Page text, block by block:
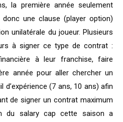
la première année seulement
une clause (player option)
unilatérale du joueur. Plusieurs
à signer ce type de contrat :
à leur franchise, faire
année pour aller chercher un
(7 ans, 10 ans) afin
de signer un contrat maximum
du salary cap cette saison a